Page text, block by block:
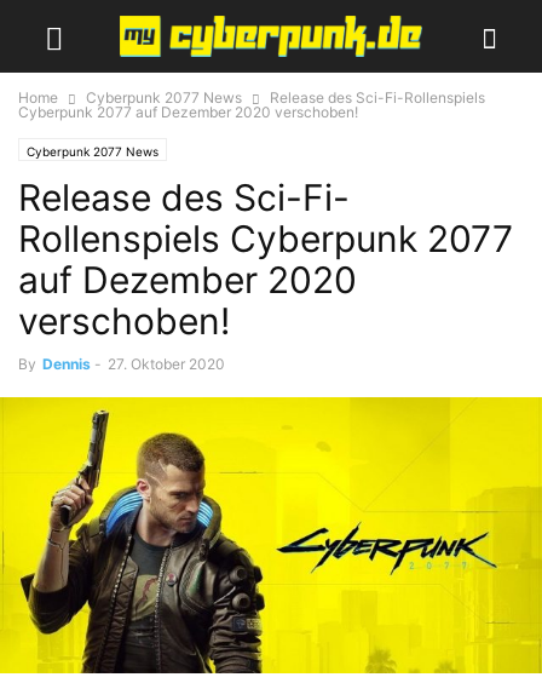
Home Cyberpunk 2077 News
Release des Sci-Fi-Rollenspiels
Cyberpunk 2077 auf Dezember 2020 verschoben!
Cyberpunk 2077 News
Release des Sci-Fi-
Rollenspiels Cyberpunk 2077
auf Dezember 2020
verschoben!
By Dennis - 27. Oktober 2020